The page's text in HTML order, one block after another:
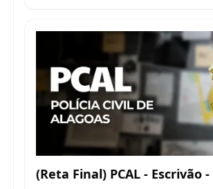
(Reta Final) PCAL - Escrivão